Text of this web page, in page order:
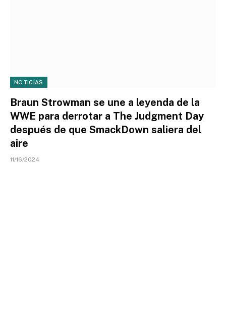
NOTICIAS
Braun Strowman se une a leyenda de la
WWE para derrotar a The Judgment Day
después de que SmackDown saliera del
aire
11/16/2024